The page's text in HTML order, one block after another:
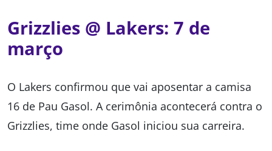
Grizzlies @ Lakers: 7 de
março
O Lakers confirmou que vai aposentar a camisa
16 de Pau Gasol. A cerimônia acontecerá contra o
Grizzlies, time onde Gasol iniciou sua carreira.